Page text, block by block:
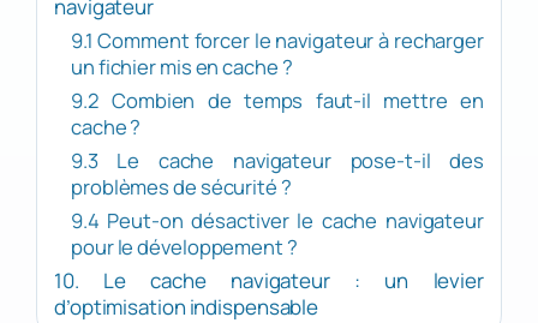
navigateur
9.1 Comment forcer le navigateur à recharger
un fichier mis en cache ?
9.2 Combien de temps faut-il mettre en
cache ?
9.3 Le cache navigateur pose-t-il des
problèmes de sécurité ?
9.4 Peut-on désactiver le cache navigateur
pour le développement ?
10. Le cache navigateur : un levier
d’optimisation indispensable